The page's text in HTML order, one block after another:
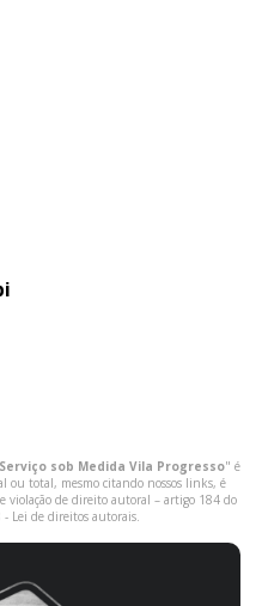
sob Medida Vila Progresso" é
ou total, mesmo citando nossos links, é
violação de direito autoral – artigo 184 do
Lei de direitos autorais.